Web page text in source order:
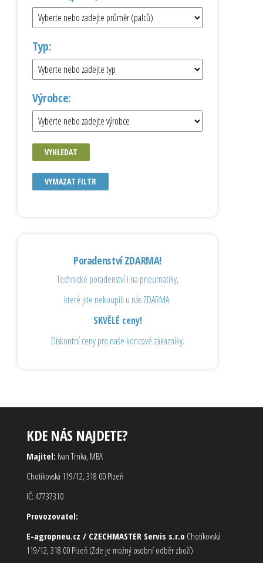
Typ:
Výrobce:
VYHLEDAT
VYMAZAT FILTR
Poradenství ZDARMA!
Technické poradenství i na pneumatiky,
které jste nekoupili u nás ZDARMA.
SKVĚLÉ ceny!
Diskontní ceny pro naše koncové zákazníky.
KDE NÁS NAJDETE?
Majitel: Ivan Trnka, MBA
Chotíkovská 119/12, 318 00 Plzeň
IČ: 47737310
Provozovatel:
E-agropneu.cz / CZECHMASTER Servis s.r.o Chotíkovská
119/12, 318 00 Plzeň (Zde je možný osobní odběr zboží)